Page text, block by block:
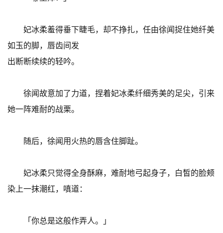
妃冰柔羞得垂下睫毛，却不挣扎，任由徐闻捉住她纤美
如玉的脚，唇齿间发
出断断续续的轻吟。
徐闻故意加了力道，捏着妃冰柔纤细秀美的足尖，引来
她一阵难耐的战栗。
随后，徐闻用火热的唇含住脚趾。
妃冰柔只觉得全身酥麻，难耐地弓起身子，白皙的脸颊
染上一抹潮红，嗔道：
「你总是这般作弄人。」